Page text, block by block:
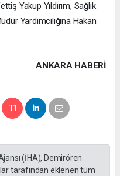
Yakup Yıldırım, Sağlık
Yardımcılığına Hakan
ANKARA HABERİ
(İHA), Demirören
tarafından eklenen tüm